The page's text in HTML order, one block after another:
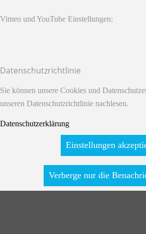
Vimeo und YouTube Einstellungen:
Datenschutzrichtlinie
Sie können unsere Cookies und
unseren Datenschutzrichtlinie nachlesen.
Datenschutzerklärung
Einstellungen
Verberge nur die